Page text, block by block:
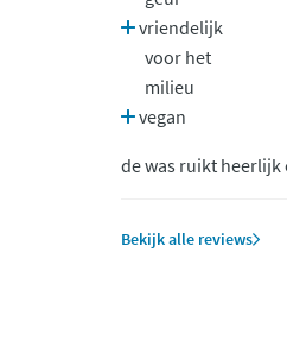
vriendelijk
voor het
milieu
vegan
de was ruikt heerlijk
Bekijk alle reviews